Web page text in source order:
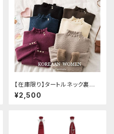
【在庫限り】タートルネック裏起
毛セーター
¥2,500